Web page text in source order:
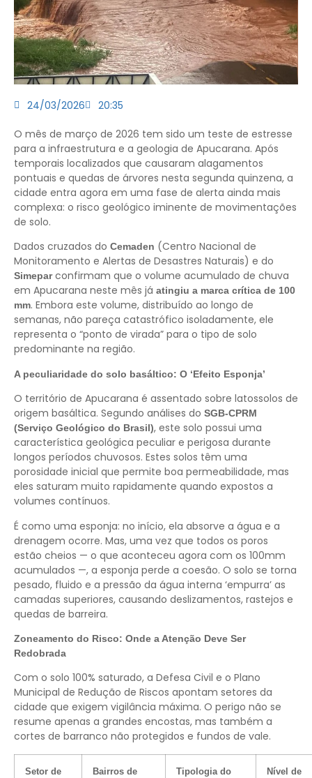
24/03/2026 20:35
O mês de março de 2026 tem sido um teste de estresse
para a infraestrutura e a geologia de Apucarana. Após
temporais localizados que causaram alagamentos
pontuais e quedas de árvores nesta segunda quinzena, a
cidade entra agora em uma fase de alerta ainda mais
complexa: o risco geológico iminente de movimentações
de solo.
Dados cruzados do Cemaden (Centro Nacional de
Monitoramento e Alertas de Desastres Naturais) e do
Simeparconfirmam que o volume acumulado de chuva
em Apucarana neste mês já atingiu a marca crítica de 100
mm. Embora este volume, distribuído ao longo de
semanas, não pareça catastrófico isoladamente, ele
representa o “ponto de virada” para o tipo de solo
predominante na região.
A peculiaridade do solo basáltico: O ‘Efeito Esponja’
O território de Apucarana é assentado sobre latossolos de
origem basáltica. Segundo análises do SGB-CPRM
(Serviço Geológico do Brasil), este solo possui uma
característica geológica peculiar e perigosa durante
longos períodos chuvosos. Estes solos têm uma
porosidade inicial que permite boa permeabilidade, mas
eles saturam muito rapidamente quando expostos a
volumes contínuos.
É como uma esponja: no início, ela absorve a água e a
drenagem ocorre. Mas, uma vez que todos os poros
estão cheios — o que aconteceu agora com os 100mm
acumulados —, a esponja perde a coesão. O solo se torna
pesado, fluido e a pressão da água interna ‘empurra’ as
camadas superiores, causando deslizamentos, rastejos e
quedas de barreira.
Zoneamento do Risco: Onde a Atenção Deve Ser
Redobrada
Com o solo 100% saturado, a Defesa Civil e o Plano
Municipal de Redução de Riscos apontam setores da
cidade que exigem vigilância máxima. O perigo não se
resume apenas a grandes encostas, mas também a
cortes de barranco não protegidos e fundos de vale.
Setor de
Bairros de
Tipologia do
Nível de